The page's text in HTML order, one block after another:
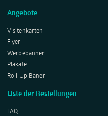
Angebote
Visitenkarten
Flyer
Werbebanner
Plakate
Roll-Up Baner
Liste der Bestellungen
FAQ